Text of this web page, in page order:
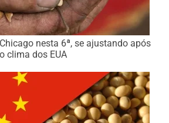
nesta 6ª, se ajustando após
clima dos EUA